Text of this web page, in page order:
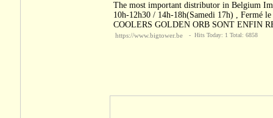
The most important distributor in Belgium
10h-12h30 / 14h-18h(Samedi 17h) , Fermé
COOLERS GOLDEN ORB SONT ENFIN
https://www.bigtower.be - Hits Today: 1 Total: 6858